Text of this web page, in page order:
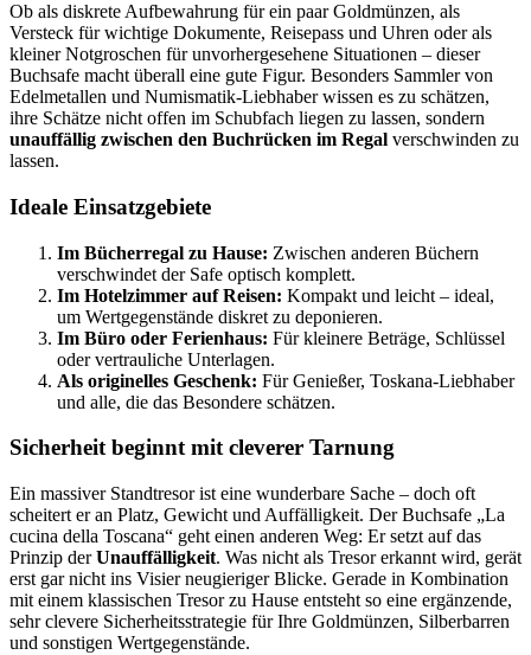
Ob als diskrete Aufbewahrung für ein paar Goldmünzen, als
Versteck für wichtige Dokumente, Reisepass und Uhren oder als
kleiner Notgroschen für unvorhergesehene Situationen – dieser
Buchsafe macht überall eine gute Figur. Besonders Sammler von
Edelmetallen und Numismatik-Liebhaber wissen es zu schätzen,
ihre Schätze nicht offen im Schubfach liegen zu lassen, sondern
unauffällig zwischen den Buchrücken im Regal verschwinden zu
lassen.
Ideale Einsatzgebiete
Im Bücherregal zu Hause: Zwischen anderen Büchern
verschwindet der Safe optisch komplett.
Im Hotelzimmer auf Reisen: Kompakt und leicht – ideal,
um Wertgegenstände diskret zu deponieren.
Im Büro oder Ferienhaus: Für kleinere Beträge, Schlüssel
oder vertrauliche Unterlagen.
Als originelles Geschenk: Für Genießer, Toskana-Liebhaber
und alle, die das Besondere schätzen.
Sicherheit beginnt mit cleverer Tarnung
Ein massiver Standtresor ist eine wunderbare Sache – doch oft
scheitert er an Platz, Gewicht und Auffälligkeit. Der Buchsafe „La
cucina della Toscana“ geht einen anderen Weg: Er setzt auf das
Prinzip derUnauffälligkeit. Was nicht als Tresor erkannt wird, gerät
erst gar nicht ins Visier neugieriger Blicke. Gerade in Kombination
mit einem klassischen Tresor zu Hause entsteht so eine ergänzende,
sehr clevere Sicherheitsstrategie für Ihre Goldmünzen, Silberbarren
und sonstigen Wertgegenstände.